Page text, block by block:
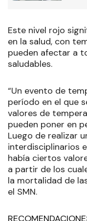
Este nivel rojo
en la salud, con
pueden afectar a
saludables.
“Un evento de
período en el que
valores de
pueden poner en
Luego de realizar
interdisciplinarios
había ciertos
a partir de los
la mortalidad de
el SMN.